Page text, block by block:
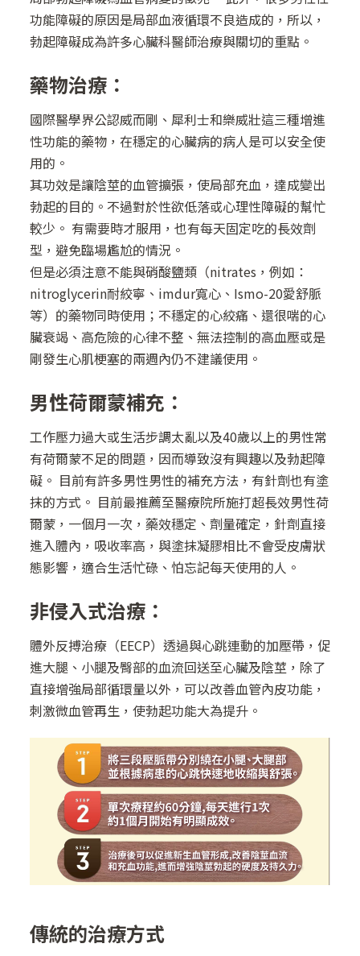
功能障礙的原因是局部血液循環不良造成的，所以，
勃起障礙成為許多心臟科醫師治療與關切的重點。
藥物治療：
國際醫學界公認威而剛、犀利士和樂威壯這三種增進
性功能的藥物，在穩定的心臟病的病人是可以安全使
用的。
其功效是讓陰莖的血管擴張，使局部充血，達成變出
勃起的目的。不過對於性欲低落或心理性障礙的幫忙
較少。 有需要時才服用，也有每天固定吃的長效劑
型，避免臨場尷尬的情況。
但是必須注意不能與硝酸鹽類（nitrates，例如：
nitroglycerin耐絞寧、imdur寬心、Ismo-20愛舒脈
等）的藥物同時使用；不穩定的心絞痛、還很喘的心
臟衰竭、高危險的心律不整、無法控制的高血壓或是
剛發生心肌梗塞的兩週內仍不建議使用。
男性荷爾蒙補充：
工作壓力過大或生活步調太亂以及40歲以上的男性常
有荷爾蒙不足的問題，因而導致沒有興趣以及勃起障
礙。 目前有許多男性男性的補充方法，有針劑也有塗
抹的方式。 目前最推薦至醫療院所施打超長效男性荷
爾蒙，一個月一次，藥效穩定、劑量確定，針劑直接
進入體內，吸收率高，與塗抹凝膠相比不會受皮膚狀
態影響，適合生活忙碌、怕忘記每天使用的人。
非侵入式治療：
體外反搏治療（EECP）透過與心跳連動的加壓帶，促
進大腿、小腿及臀部的血流回送至心臟及陰莖，除了
直接增強局部循環量以外，可以改善血管內皮功能，
刺激微血管再生，使勃起功能大為提升。
傳統的治療方式